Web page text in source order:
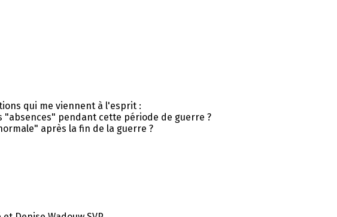
qui me viennent à l'esprit :
pendant cette période de guerre ?
après la fin de la guerre ?